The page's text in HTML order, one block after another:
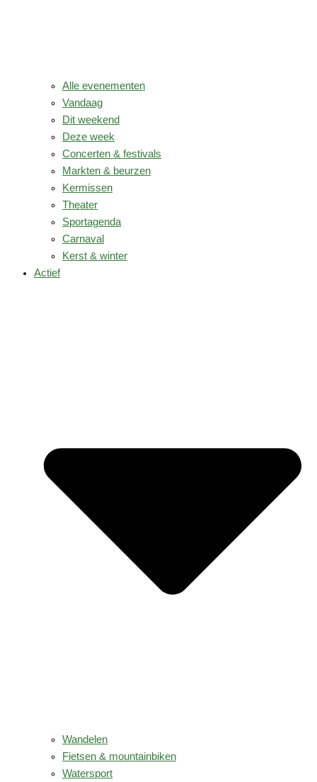
Alle evenementen
Vandaag
Dit weekend
Deze week
Concerten & festivals
Markten & beurzen
Kermissen
Theater
Sportagenda
Carnaval
Kerst & winter
Actief
Wandelen
Fietsen & mountainbiken
Watersport